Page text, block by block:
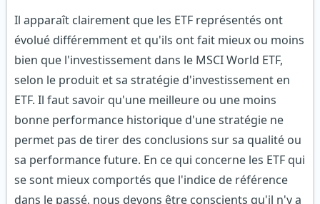
Il apparaît clairement que les ETF représentés ont
évolué différemment et qu'ils ont fait mieux ou moins
bien que l'investissement dans le MSCI World ETF,
selon le produit et sa stratégie d'investissement en
ETF. Il faut savoir qu'une meilleure ou une moins
bonne performance historique d'une stratégie ne
permet pas de tirer des conclusions sur sa qualité ou
sa performance future. En ce qui concerne les ETF qui
se sont mieux comportés que l'indice de référence
dans le passé, nous devons être conscients qu'il n'y a